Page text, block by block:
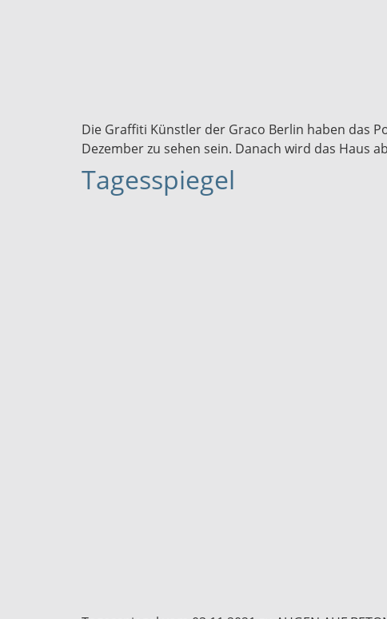
Die Graffiti Künstler der Graco Berlin haben das
Dezember zu sehen sein. Danach wird das Haus
Tagesspiegel